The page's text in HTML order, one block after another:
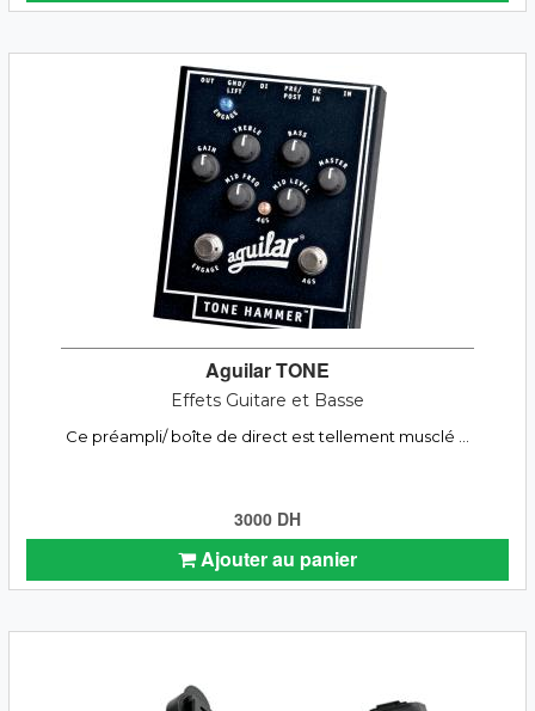
Aguilar TONE
Effets Guitare et Basse
Ce préampli/ boîte de direct est tellement musclé ...
3000 DH
Ajouter au panier